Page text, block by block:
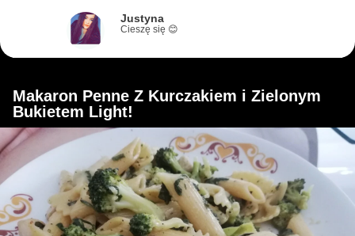
Justyna
Cieszę się 😊
Makaron Penne Z Kurczakiem i Zielonym
Bukietem Light!